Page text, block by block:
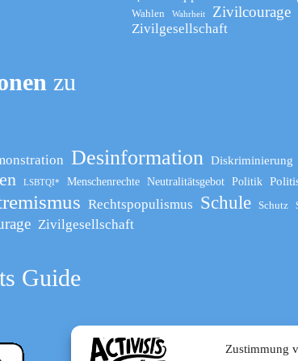
Zustimmung
Wahlen Wahrheit Zivilcourage
Zivilgesellschaft
zu
Desinformation Diskriminierung
LSBTQI* Menschenrechte Neutralitätsgebot Politik
Rechtspopulismus Schule Schutz
Zivilgesellschaft
Guide